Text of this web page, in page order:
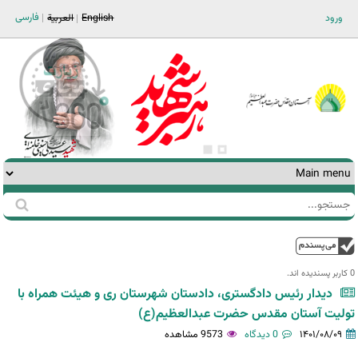
ورود فارسی العربية English
فرم
جستجو
جستجو
0 کاربر پسندیده اند.‎
دیدار رئیس دادگستری، دادستان شهرستان ری و هیئت همراه با
تولیت آستان مقدس حضرت عبدالعظیم(ع)
۱۴۰۱/۰۸/۰۹ 0 دیدگاه 9573 مشاهده